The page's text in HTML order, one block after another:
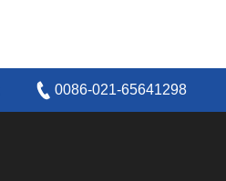
0086-021-65641298